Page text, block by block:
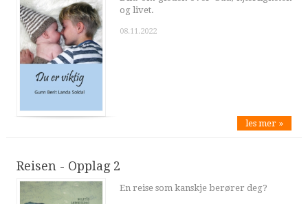
og livet.
08.11.2022
les mer »
Reisen - Opplag 2
En reise som kanskje berører deg?